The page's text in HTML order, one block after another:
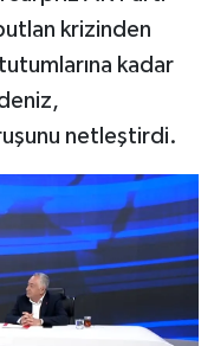
krizinden
kadar
netleştirdi.